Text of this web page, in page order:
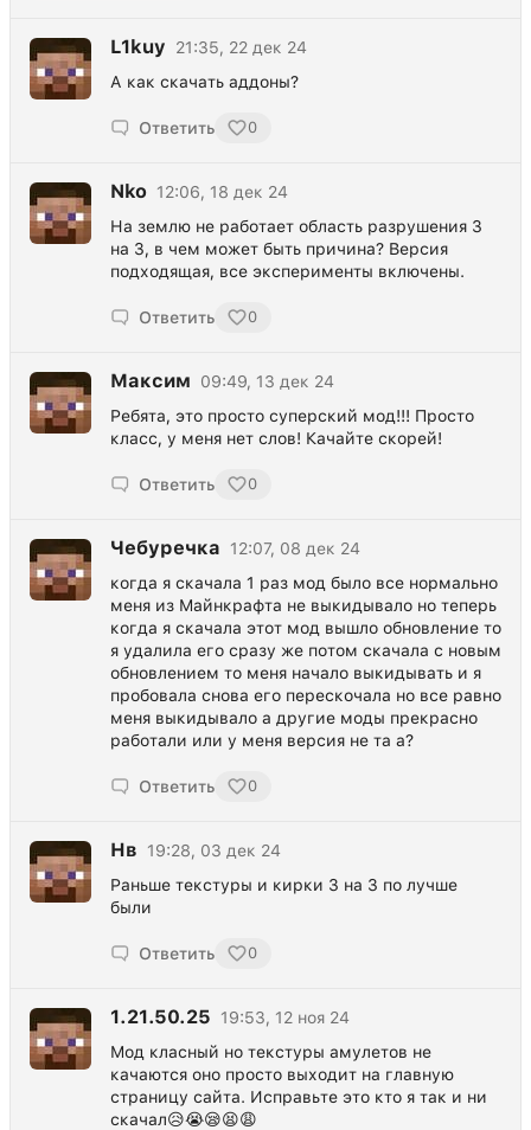
L1kuy
21:35, 22 дек 24
А как скачать аддоны?
Ответить 0
Nko 12:06, 18 дек 24
На землю не работает область разрушения 3
на 3, в чем может быть причина? Версия
подходящая, все эксперименты включены.
Ответить 0
Максим
09:49, 13 дек 24
Ребята, это просто суперский мод!!! Просто
класс, у меня нет слов! Качайте скорей!
Ответить 0
Чебуречка
12:07, 08 дек 24
когда я скачала 1 раз мод было все нормально
меня из Майнкрафта не выкидывало но теперь
когда я скачала этот мод вышло обновление то
я удалила его сразу же потом скачала с новым
обновлением то меня начало выкидывать и я
пробовала снова его перескочала но все равно
меня выкидывало а другие моды прекрасно
работали или у меня версия не та а?
Ответить 0
Нв
19:28, 03 дек 24
Раньше текстуры и кирки 3 на 3 по лучше
были
Ответить 0
1.21.50.25
19:53, 12 ноя 24
Мод класный но текстуры амулетов не
качаются оно просто выходит на главную
страницу сайта. Исправьте это кто я так и ни
скачал😥😭😪😫😩